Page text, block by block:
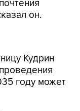
Кудрин
году может
нам